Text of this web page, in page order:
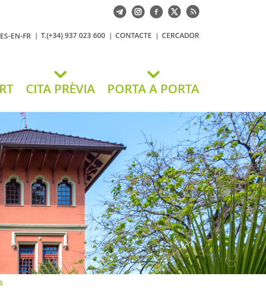
ES-EN-FR T.(+34) 937 023 600 CONTACTE CERCADOR
CITA PRÈVIA PORTA A PORTA